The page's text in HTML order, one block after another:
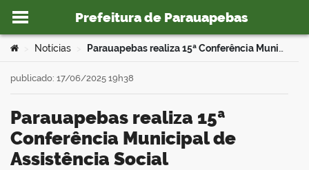
Ir para o conteúdo
Prefeitura de Parauapebas
portal
Você está aqui:
Notícias Parauapebas realiza 15ª Conferência Municipal de Assistência Social
Parauapebas realiza 15ª
Conferência Municipal de
Assistência Social
publicado: 17/06/2025 19h38